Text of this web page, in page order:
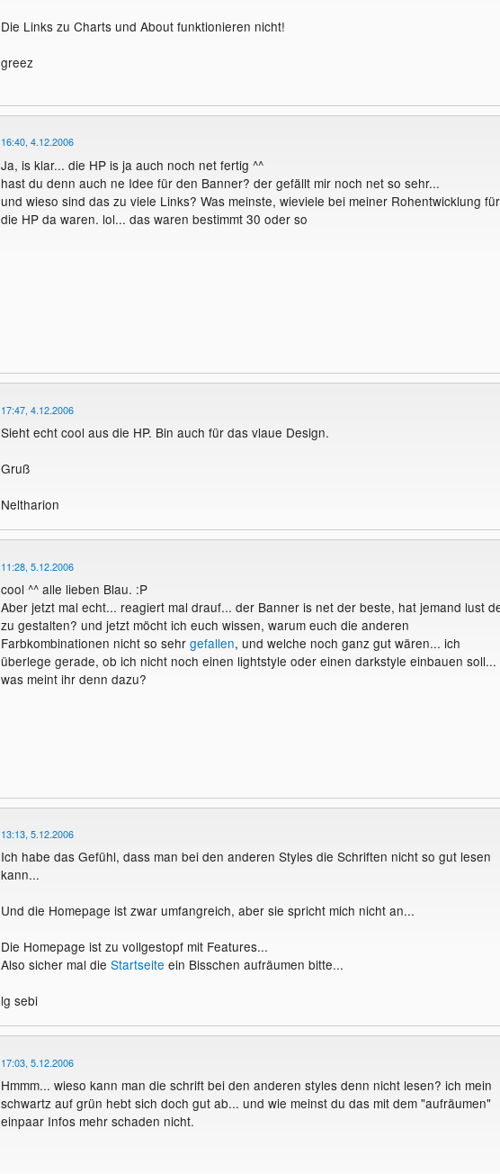
Die Links zu Charts und About funktionieren nicht!
greez
16:40, 4.12.2006
Ja, is klar... die HP is ja auch noch net fertig ^^
hast du denn auch ne Idee für den Banner? der gefällt mir noch net so sehr...
und wieso sind das zu viele Links? Was meinste, wieviele bei meiner Rohentwicklung für
die HP da waren. lol... das waren bestimmt 30 oder so
17:47, 4.12.2006
Sieht echt cool aus die HP. Bin auch für das vlaue Design.
Gruß
Neltharion
11:28, 5.12.2006
cool ^^ alle lieben Blau. :P
Aber jetzt mal echt... reagiert mal drauf... der Banner is net der beste, hat jemand lust
zu gestalten? und jetzt möcht ich euch wissen, warum euch die anderen
Farbkombinationen nicht so sehr gefallen, und welche noch ganz gut wären... ich
überlege gerade, ob ich nicht noch einen lightstyle oder einen darkstyle einbauen soll...
was meint ihr denn dazu?
13:13, 5.12.2006
Ich habe das Gefühl, dass man bei den anderen Styles die Schriften nicht so gut lesen
kann...
Und die Homepage ist zwar umfangreich, aber sie spricht mich nicht an...
Die Homepage ist zu vollgestopf mit Features...
Also sicher mal die Startseite ein Bisschen aufräumen bitte...
lg sebi
17:03, 5.12.2006
Hmmm... wieso kann man die schrift bei den anderen styles denn nicht lesen? ich mein
schwartz auf grün hebt sich doch gut ab... und wie meinst du das mit dem "aufräumen"
einpaar Infos mehr schaden nicht.